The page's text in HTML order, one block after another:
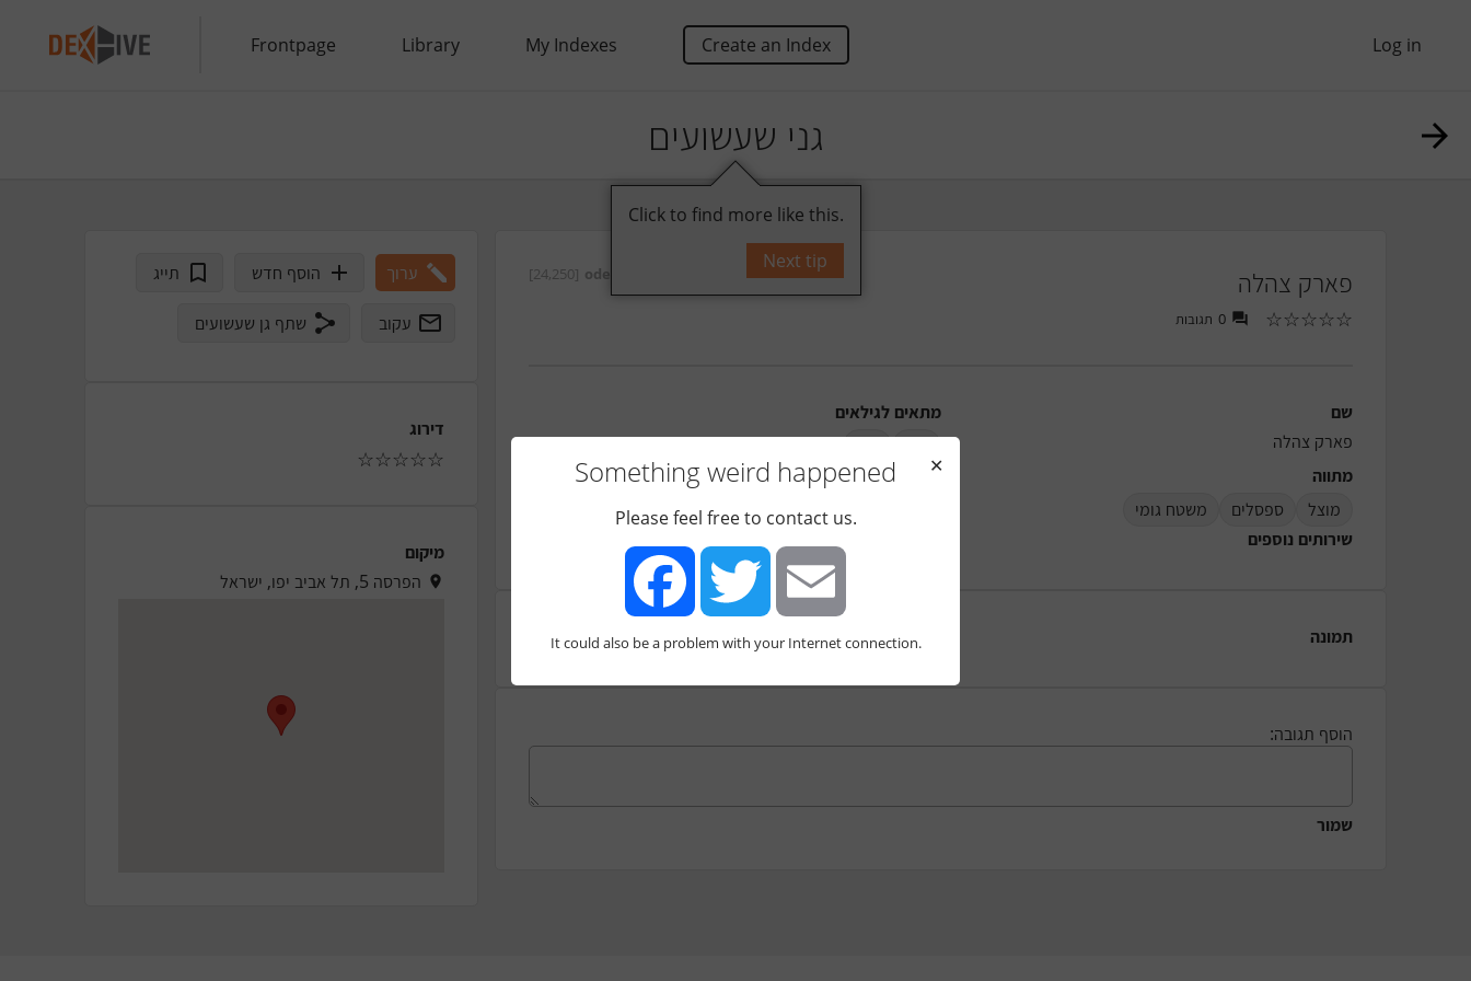
Frontpage Library My Indexes Create an Index Log in
גני שעשועים
פארק צהלה oded
[24,250]
☆
☆
☆
☆
☆
0 תגובות
שם
פארק צהלה
מתאים לגילאים
מתווה
מוצל
ספסלים משטח גומי
מתקנים
נדנדה בעמידה
גשר
שירותים נוספים
תמונה
הוסף תגובה:
שמור
ערוך הוסף חדש תייג
עקוב שתף גן שעשועים
דירוג
☆
☆
☆
☆
☆
מיקום
הפרסה 5, תל אביב יפו, ישראל
Something weird happened ✕
Please feel free to contact us.
FacebookTwitter Email
It could also be a problem with your Internet connection.
Click to find more like this.
Next tip